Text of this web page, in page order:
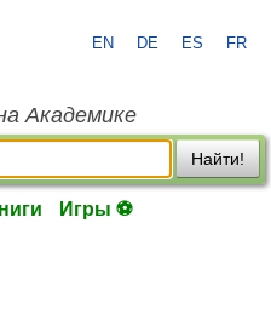
EN DE ES FR
Академике
Найти!
Игры ⚽